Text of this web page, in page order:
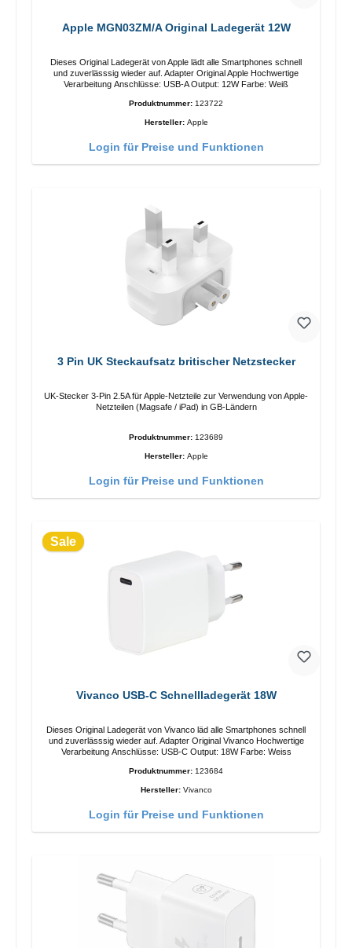
Apple MGN03ZM/A Original Ladegerät 12W
Dieses Original Ladegerät von Apple lädt alle Smartphones schnell
und zuverlässsig wieder auf. Adapter Original Apple Hochwertige
Verarbeitung Anschlüsse: USB-A Output: 12W Farbe: Weiß
Produktnummer: 123722
Hersteller: Apple
Login für Preise und Funktionen
3 Pin UK Steckaufsatz britischer Netzstecker
UK-Stecker 3-Pin 2.5A für Apple-Netzteile zur Verwendung von Apple-
Netzteilen (Magsafe / iPad) in GB-Ländern
Produktnummer: 123689
Hersteller: Apple
Login für Preise und Funktionen
Sale
Vivanco USB-C Schnellladegerät 18W
Dieses Original Ladegerät von Vivanco läd alle Smartphones schnell
und zuverlässsig wieder auf. Adapter Original Vivanco Hochwertige
Verarbeitung Anschlüsse: USB-C Output: 18W Farbe: Weiss
Produktnummer: 123684
Hersteller: Vivanco
Login für Preise und Funktionen